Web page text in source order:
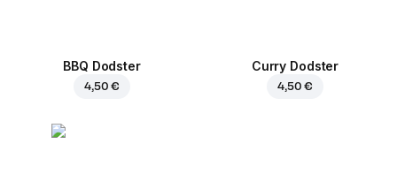
BBQ Dodster
4,50 €
Curry Dodster
4,50 €